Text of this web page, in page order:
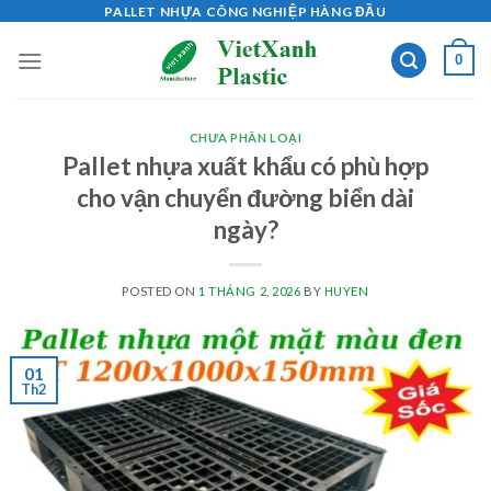
content
PALLET NHỰA CÔNG NGHIỆP HÀNG ĐẦU
0
CHƯA PHÂN LOẠI
Pallet nhựa xuất khẩu có phù hợp
cho vận chuyển đường biển dài
ngày?
POSTED ON 1 THÁNG 2, 2026 BY HUYEN
01
Th2